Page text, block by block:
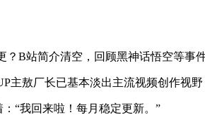
B站简介清空，回顾黑神话悟空等事
主敖厂长已基本淡出主流视频创作视野
“我回来啦！每月稳定更新。”